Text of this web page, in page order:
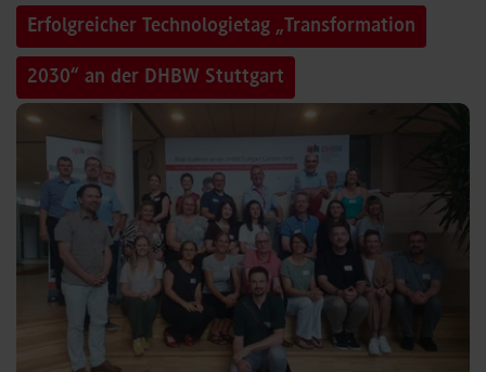
Erfolgreicher Technologietag „Transformation
2030“ an der DHBW Stuttgart